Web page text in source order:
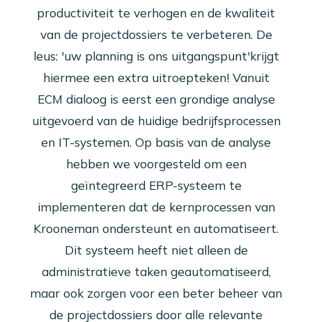
productiviteit te verhogen en de kwaliteit
van de projectdossiers te verbeteren. De
leus: 'uw planning is ons uitgangspunt'krijgt
hiermee een extra uitroepteken! Vanuit
ECM dialoog is eerst een grondige analyse
uitgevoerd van de huidige bedrijfsprocessen
en IT-systemen. Op basis van de analyse
hebben we voorgesteld om een
geïntegreerd ERP-systeem te
implementeren dat de kernprocessen van
Krooneman ondersteunt en automatiseert.
Dit systeem heeft niet alleen de
administratieve taken geautomatiseerd,
maar ook zorgen voor een beter beheer van
de projectdossiers door alle relevante